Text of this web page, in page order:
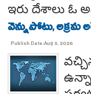
ఇరు దేశాలు ఓ
వెన్నుపోటు, అక్రమ
Publish Date:Aug 5, 2026